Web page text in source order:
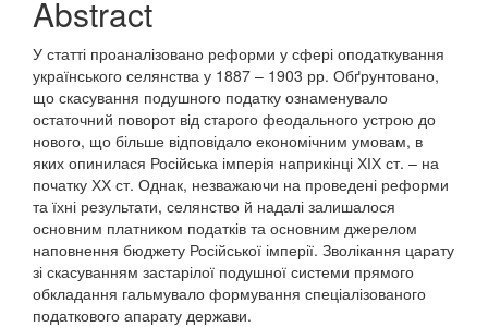
Content
Abstract
У статті проаналізовано реформи у сфері оподаткування
українського селянства у 1887 – 1903 рр. Обґрунтовано,
що скасування подушного податку ознаменувало
остаточний поворот від старого феодального устрою до
нового, що більше відповідало економічним умовам, в
яких опинилася Російська імперія наприкінці ХІХ ст. – на
початку ХХ ст. Однак, незважаючи на проведені реформи
та їхні результати, селянство й надалі залишалося
основним платником податків та основним джерелом
наповнення бюджету Російської імперії. Зволікання царату
зі скасуванням застарілої подушної системи прямого
обкладання гальмувало формування спеціалізованого
податкового апарату держави.